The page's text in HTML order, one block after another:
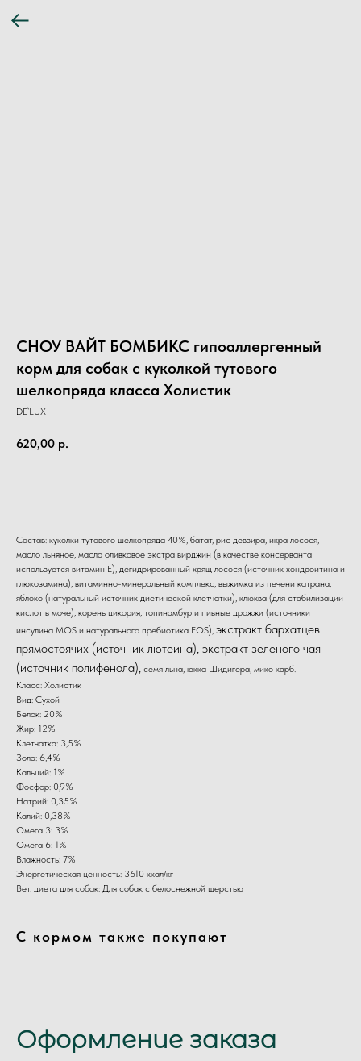
СНОУ ВАЙТ БОМБИКС гипоаллергенный
корм для собак с куколкой тутового
шелкопряда класса Холистик
DE`LUX
620,00 р.
Состав: куколки тутового шелкопряда 40%, батат, рис девзира, икра лосося,
масло льняное, масло оливковое экстра вирджин (в качестве консерванта
используется витамин Е), дегидрированный хрящ лосося (источник хондроитина и
глюкозамина), витаминно-минеральный комплекс, выжимка из печени катрана,
яблоко (натуральный источник диетической клетчатки), клюква (для стабилизации
кислот в моче), корень цикория, топинамбур и пивные дрожжи (источники
инсулина MOS и натурального пребиотика FOS), экстракт бархатцев
прямостоячих (источник лютеина), экстракт зеленого чая
(источник полифенола), семя льна, юкка Шидигера, мико карб.
Класс: Холистик
Вид: Сухой
Белок: 20%
Жир: 12%
Клетчатка: 3,5%
Зола: 6,4%
Кальций: 1%
Фосфор: 0,9%
Натрий: 0,35%
Калий: 0,38%
Омега 3: 3%
Омега 6: 1%
Влажность: 7%
Энергетическая ценность: 3610 ккал/кг
Вет. диета для собак: Для собак с белоснежной шерстью
С кормом также покупают
Оформление заказа